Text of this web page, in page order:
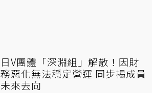
日V團體「深淵組」解散！因財
務惡化無法穩定營運 同步揭成員
未來去向